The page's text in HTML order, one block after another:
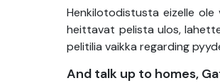
Henkilotodistusta eizelle
heittavat pelista ulos,
pelitilia vaikka regarding
And talk up to homes,